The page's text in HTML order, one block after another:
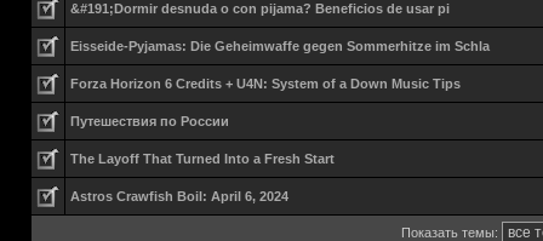
&#191;Dormir desnuda o con pijama? Beneficios de usar pi
Eisseide-Pyjamas: Die Geheimwaffe gegen Sommerhitze im Schla
Forza Horizon 6 Credits + U4N: System of a Down Music Tips
Путешествия по России
The Layoff That Turned Into a Fresh Start
Astros Crawfish Boil: April 6, 2024
Показать темы: